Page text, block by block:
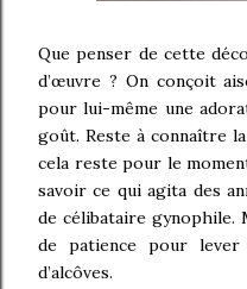
Que penser de cette
d’œuvre ? On conçoit
pour lui-même une
goût. Reste à connaître
cela reste pour le
savoir ce qui agita des
de célibataire gynophile.
de patience pour
d’alcôves.